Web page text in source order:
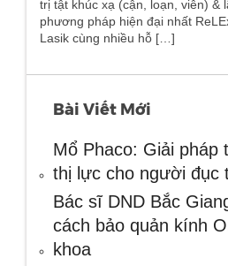
trị tật khúc xạ (cận, loạn, viễn) &
phương pháp hiện đại nhất
Lasik cùng nhiều hỗ […]
Bài Viết Mới
Mổ Phaco: Giải pháp
thị lực cho người đục
Bác sĩ DND Bắc
cách bảo quản kính
khoa